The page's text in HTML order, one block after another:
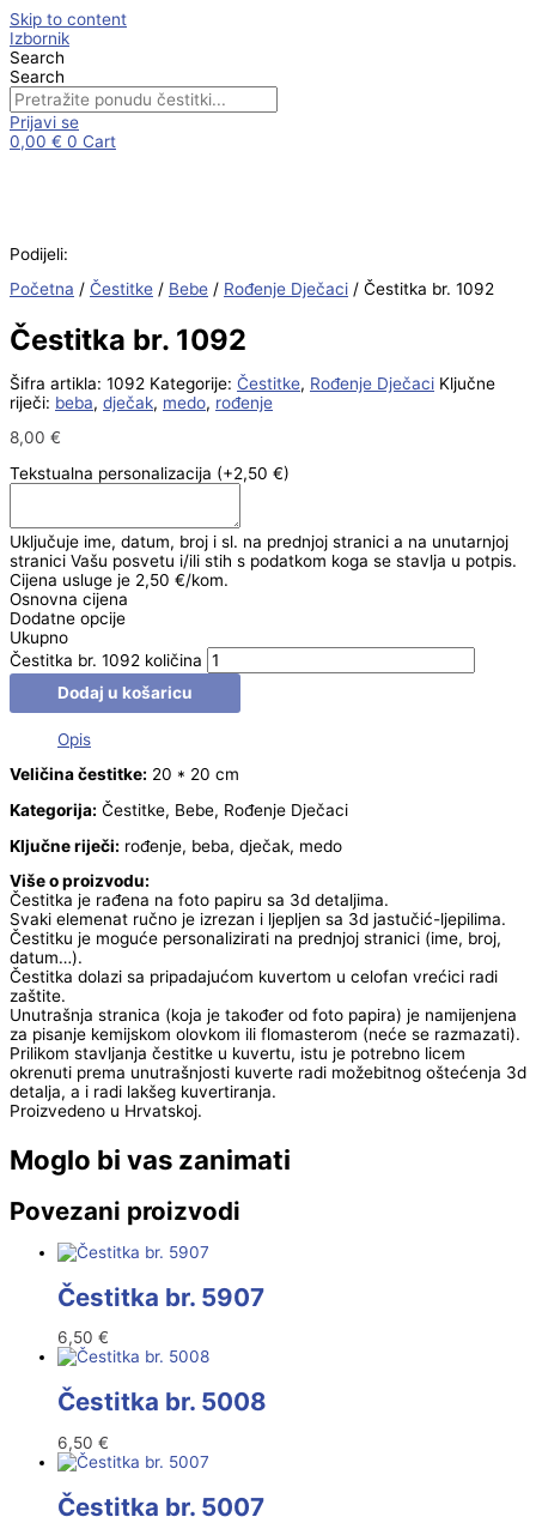
Skip to content
Izbornik
Search
Search
Prijavi se
0,00 € 0 Cart
Podijeli:
Početna / Čestitke / Bebe / Rođenje Dječaci / Čestitka br. 1092
Čestitka br. 1092
Šifra artikla: 1092 Kategorije: Čestitke, Rođenje Dječaci Ključne
riječi: beba, dječak, medo, rođenje
8,00 €
Tekstualna personalizacija (+2,50 €)
Uključuje ime, datum, broj i sl. na prednjoj stranici a na unutarnjoj
stranici Vašu posvetu i/ili stih s podatkom koga se stavlja u potpis.
Cijena usluge je 2,50 €/kom.
Osnovna cijena
Dodatne opcije
Ukupno
Čestitka br. 1092 količina
Dodaj u košaricu
Opis
Veličina čestitke: 20 * 20 cm
Kategorija: Čestitke, Bebe, Rođenje Dječaci
Ključne riječi: rođenje, beba, dječak, medo
Više o proizvodu:
Čestitka je rađena na foto papiru sa 3d detaljima.
Svaki elemenat ručno je izrezan i ljepljen sa 3d jastučić-ljepilima.
Čestitku je moguće personalizirati na prednjoj stranici (ime, broj,
datum…).
Čestitka dolazi sa pripadajućom kuvertom u celofan vrećici radi
zaštite.
Unutrašnja stranica (koja je također od foto papira) je namijenjena
za pisanje kemijskom olovkom ili flomasterom (neće se razmazati).
Prilikom stavljanja čestitke u kuvertu, istu je potrebno licem
okrenuti prema unutrašnjosti kuverte radi možebitnog oštećenja 3d
detalja, a i radi lakšeg kuvertiranja.
Proizvedeno u Hrvatskoj.
Moglo bi vas zanimati
Povezani proizvodi
Čestitka br. 5907
6,50 €
Čestitka br. 5008
6,50 €
Čestitka br. 5007